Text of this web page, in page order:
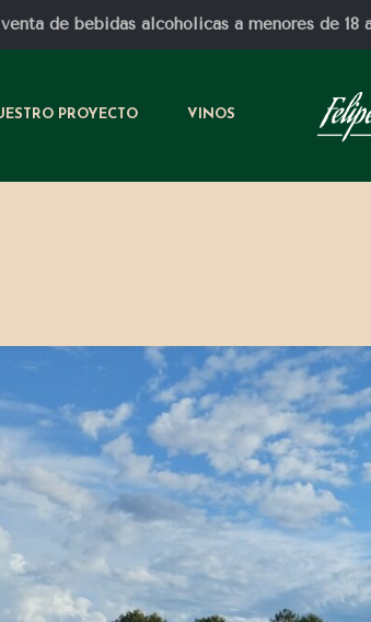
de bebidas alcoholicas a menores de 18
PROYECTO VINOS